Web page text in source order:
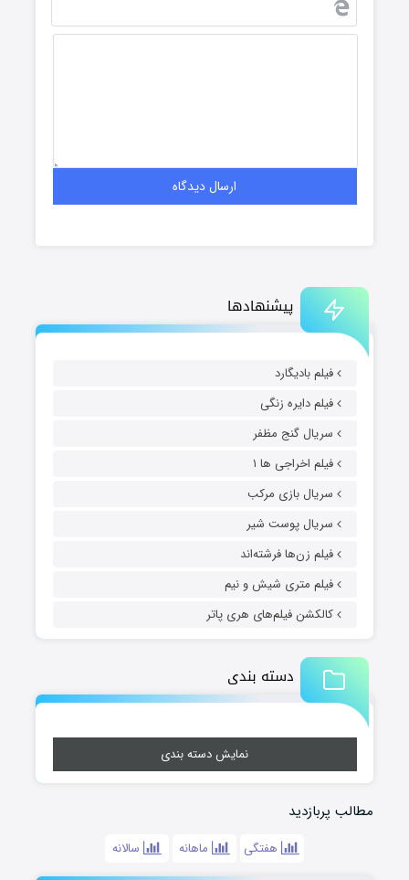
پیشنهادها
فیلم بادیگارد
فیلم دایره زنگی
سریال گنج مظفر
فیلم اخراجی ها ۱
سریال بازی مرکب
سریال پوست شیر
فیلم زن‌ها فرشته‌اند
فیلم متری شیش و نیم
کالکشن فیلم‌های هری پاتر
دسته بندی
نمایش دسته بندی
مطالب پربازدید
هفتگی ماهانه سالانه